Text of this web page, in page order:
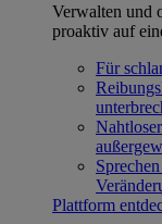
Verwalten und
proaktiv auf
Für
Plattform